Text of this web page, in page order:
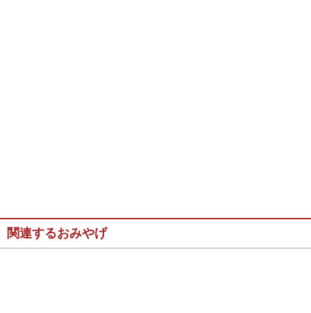
関連するおみやげ